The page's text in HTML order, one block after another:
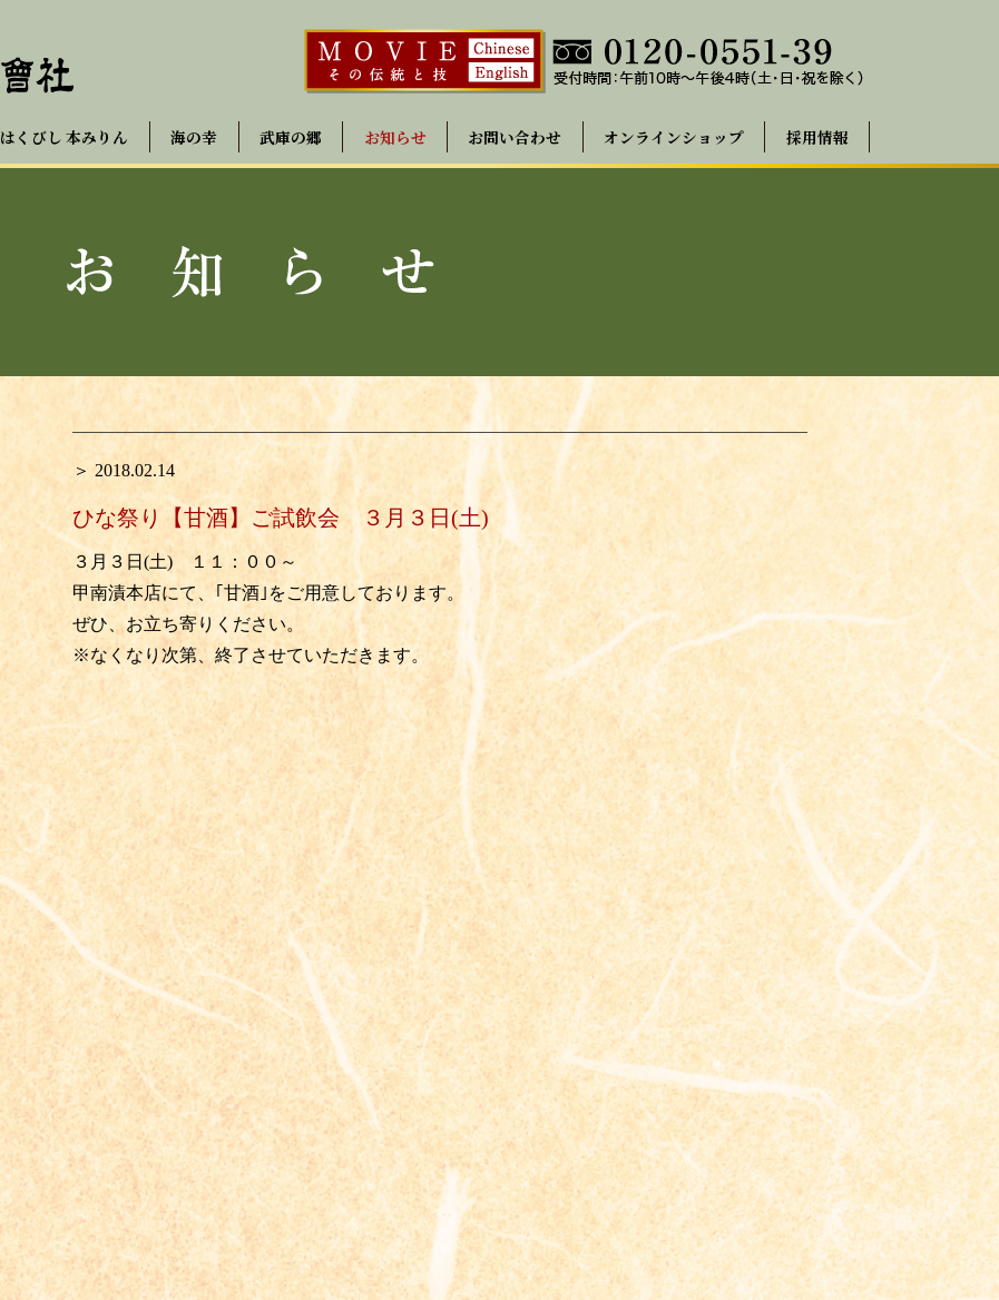
はくびし 本みりん 海の幸 武庫の郷 お知らせ お問い合わせ オンラインショップ 採用情報
＞ 2018.02.14
ひな祭り【甘酒】ご試飲会 ３月３日(土)
３月３日(土) １１：００～
甲南漬本店にて、｢甘酒｣をご用意しております。
ぜひ、お立ち寄りください。
※なくなり次第、終了させていただきます。